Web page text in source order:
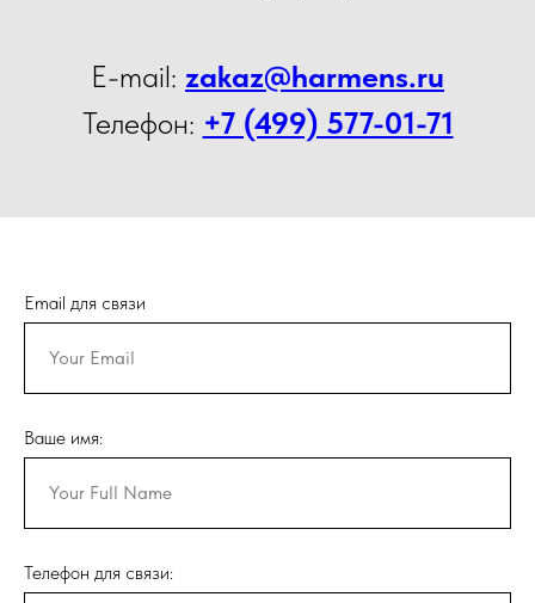
E-mail: zakaz@harmens.ru
Телефон: +7 (499) 577-01-71
Email для связи
Ваше имя:
Телефон для связи: